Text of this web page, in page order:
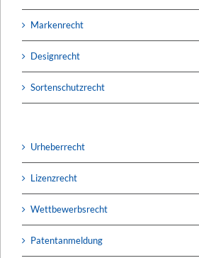
Markenrecht
Designrecht
Sortenschutzrecht
Urheberrecht
Lizenzrecht
Wettbewerbsrecht
Patentanmeldung